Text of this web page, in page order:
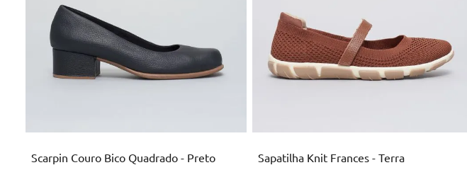
Scarpin Couro Bico Quadrado - Preto Sapatilha Knit Frances - Terra